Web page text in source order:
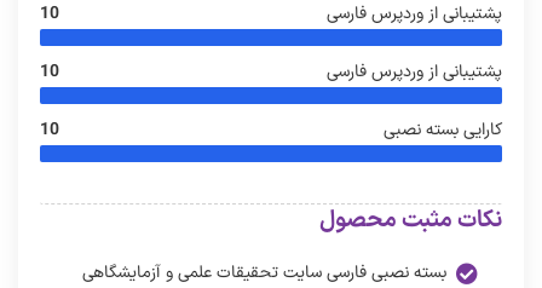
پشتیبانی از وردپرس فارسی 10
پشتیبانی از وردپرس فارسی 10
کارایی بسته نصبی 10
نکات مثبت محصول
بسته نصبی فارسی سایت تحقیقات علمی و آزمایشگاهی